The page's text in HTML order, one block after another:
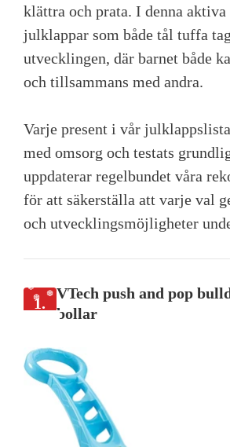
klättra och prata. I denna aktiva
julklappar som både tål tuffa
utvecklingen, där barnet både
och tillsammans med andra.
Varje present i vår
med omsorg och testats
uppdaterar regelbundet våra
för att säkerställa att varje val
och utvecklingsmöjligheter
1.
VTech push and pop
bollar